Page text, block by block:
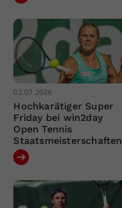
02.07.2026
Hochkarätiger Super
Friday bei win2day
Open Tennis
Staatsmeisterschaften